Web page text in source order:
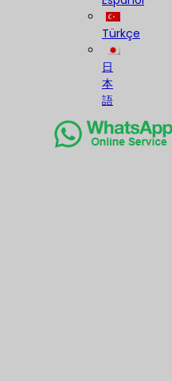
Türkçe
日
本
語